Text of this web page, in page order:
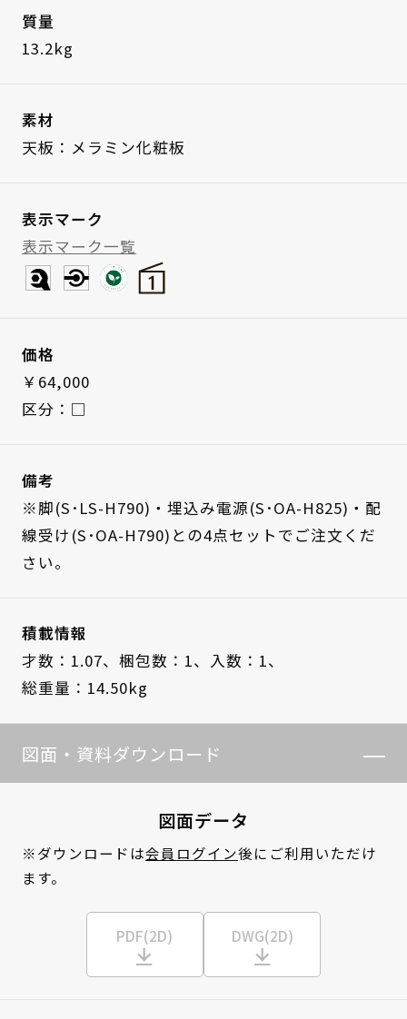
質量
13.2kg
素材
天板：メラミン化粧板
表示マーク
表示マーク一覧
価格
￥64,000
区分：□
備考
※脚(S･LS-H790)・埋込み電源(S･OA-H825)・配
線受け(S･OA-H790)との4点セットでご注文くだ
さい。
積載情報
才数：1.07、 梱包数：1、 入数：1、
総重量：14.50kg
図面・資料ダウンロード
図面データ
※ダウンロードは会員ログイン後にご利用いただけ
ます。
PDF(2D) DWG(2D)